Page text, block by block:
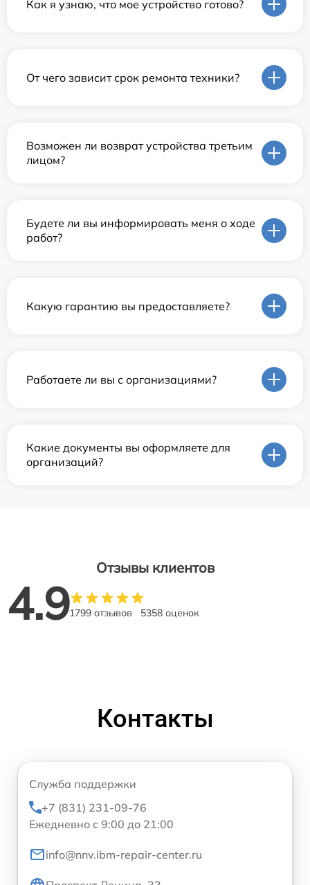
Как я узнаю, что мое устройство готово?
От чего зависит срок ремонта техники?
Возможен ли возврат устройства третьим
лицом?
Будете ли вы информировать меня о ходе
работ?
Какую гарантию вы предоставляете?
Работаете ли вы с организациями?
Какие документы вы оформляете для
организаций?
Отзывы клиентов
4.91799 отзывов 5358 оценок
Контакты
Служба поддержки
+7 (831) 231-09-76
Ежедневно с 9:00 до 21:00
info@nnv.ibm-repair-center.ru